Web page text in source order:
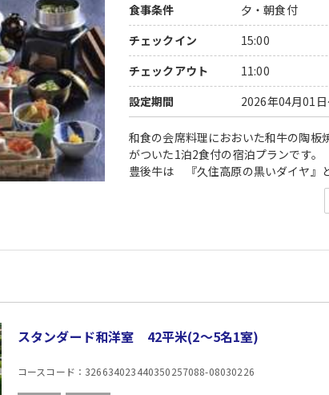
食事条件
夕・朝食付
チェックイン
15:00
チェックアウト
11:00
設定期間
2026年04月01
和食の会席料理におおいた和牛の陶板
がついた1泊2食付の宿泊プランです。
豊後牛は 『久住高原の黒いダイヤ』
は、風味豊かで、まろやかでとろける
是非、大分旅行ではおおいた和牛をご
周辺のアクティビティ（近い順）
ガンジーファーム (約1分)・久住ワイ
スタンダード和洋室 42平米(2〜5名1室)
コースコード：326634023440350257088-08030226